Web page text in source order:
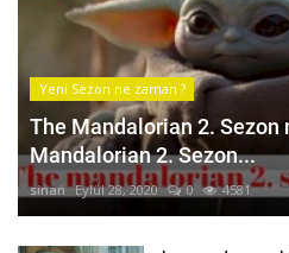
Yeni Sezon ne zaman ?
The Mandalorian 2. Sezon
Mandalorian 2. Sezon...
sinan Eylül 28, 2020 0 4581